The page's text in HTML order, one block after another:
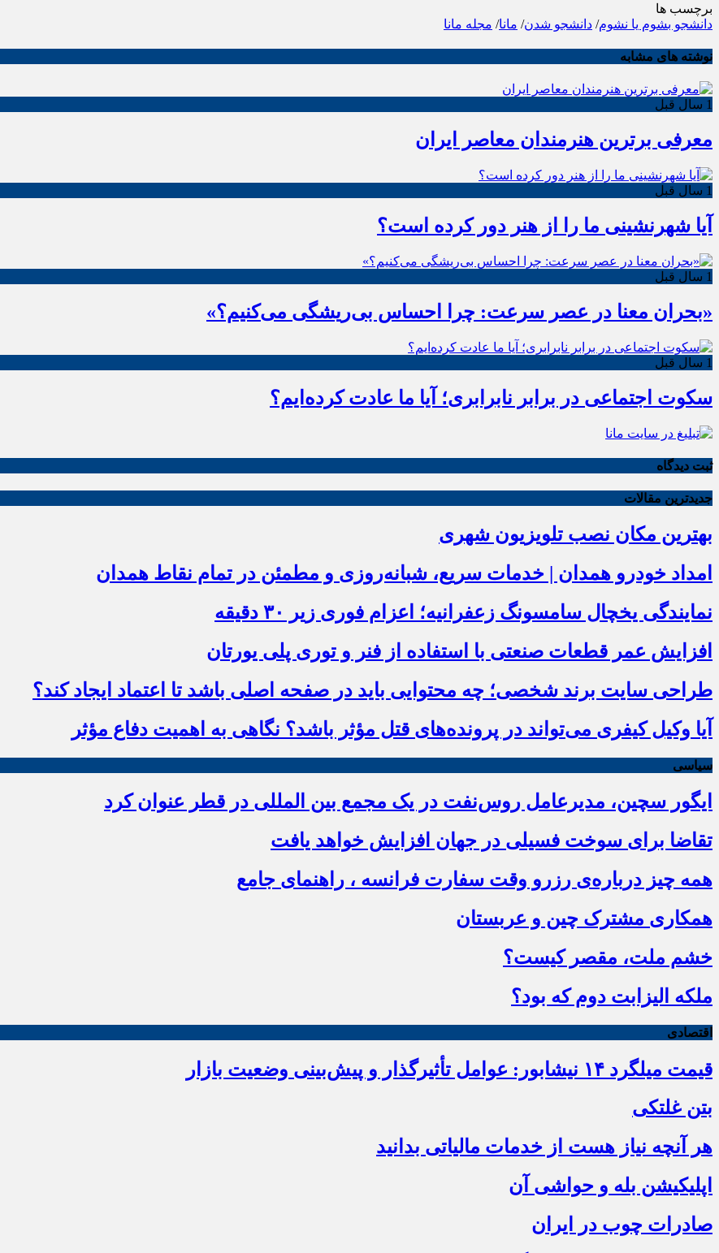
برچسب ها
دانشجو بشوم یا نشوم/ دانشجو شدن/ مانا/ مجله مانا
نوشته های مشابه
1 سال قبل
معرفی برترین هنرمندان معاصر ایران
1 سال قبل
آیا شهرنشینی ما را از هنر دور کرده است؟
1 سال قبل
«بحران معنا در عصر سرعت: چرا احساس بی‌ریشگی می‌کنیم؟»
1 سال قبل
سکوت اجتماعی در برابر نابرابری؛ آیا ما عادت کرده‌ایم؟
ثبت دیدگاه
جدیدترین مقالات
بهترین مکان نصب تلویزیون شهری
امداد خودرو همدان | خدمات سریع، شبانه‌روزی و مطمئن در تمام نقاط همدان
نمایندگی یخچال سامسونگ زعفرانیه؛ اعزام فوری زیر ۳۰ دقیقه
افزایش عمر قطعات صنعتی با استفاده از فنر و توری پلی یورتان
طراحی سایت برند شخصی؛ چه محتوایی باید در صفحه اصلی باشد تا اعتماد ایجاد کند؟
آیا وکیل کیفری می‌تواند در پرونده‌های قتل مؤثر باشد؟ نگاهی به اهمیت دفاع مؤثر
سیاسی
ایگور سچین، مدیرعامل روس‌نفت در یک مجمع بین المللی در قطر عنوان کرد
تقاضا برای سوخت فسیلی در جهان افزایش خواهد یافت
همه چیز درباره‌ی رزرو وقت سفارت فرانسه ، راهنمای جامع
همکاری مشترک چین و عربستان
خشم ملت، مقصر کیست؟
ملکه الیزابت دوم که بود؟
اقتصادی
قیمت میلگرد ۱۴ نیشابور: عوامل تأثیرگذار و پیش‌بینی وضعیت بازار
بتن غلتکی
هر آنچه نیاز هست از خدمات مالیاتی بدانید
اپلیکیشن بله و حواشی آن
صادرات چوب در ایران